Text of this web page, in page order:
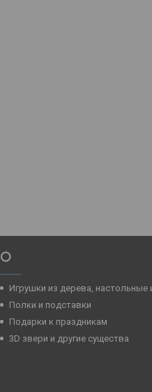
⭕
Игрушки из дерева, настольные
Полки и подставки
Подарки к праздникам
3D звери и другие существа